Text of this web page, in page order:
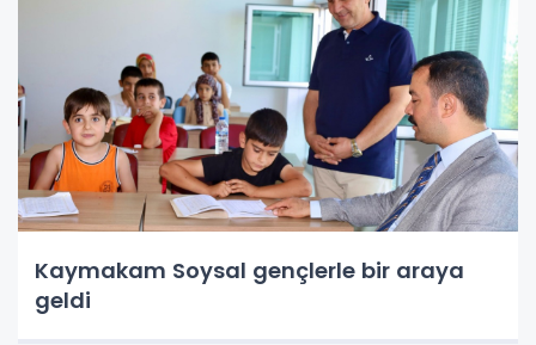
Kaymakam Soysal gençlerle bir araya
geldi